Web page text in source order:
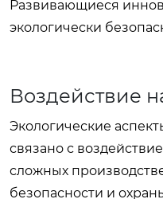
Развивающиеся
экологически
Воздействие
Экологические
связано с
сложных
безопасности и